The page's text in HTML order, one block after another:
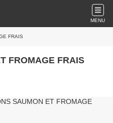
MENU
FRAIS
FROMAGE FRAIS